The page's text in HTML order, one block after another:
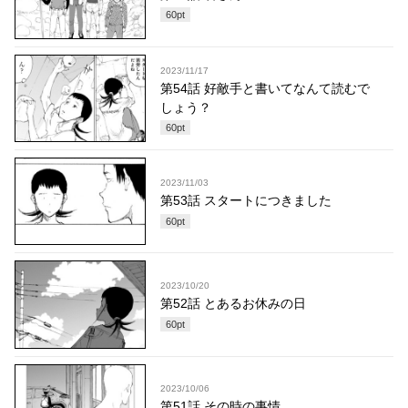
60pt
2023/11/17
第54話 好敵手と書いてなんて読むで
しょう？
60pt
2023/11/03
第53話 スタートにつきました
60pt
2023/10/20
第52話 とあるお休みの日
60pt
2023/10/06